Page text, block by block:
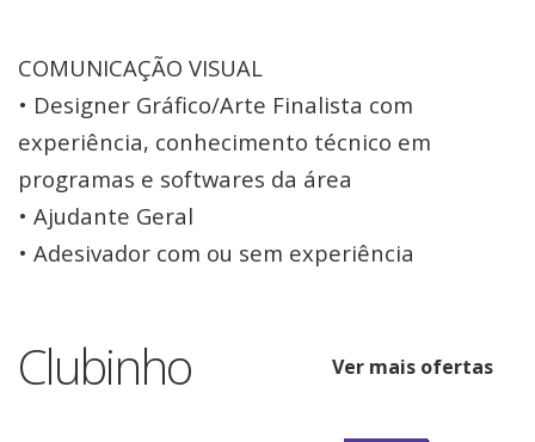
COMUNICAÇÃO VISUAL
• Designer Gráfico/Arte Finalista com
experiência, conhecimento técnico em
programas e softwares da área
• Ajudante Geral
• Adesivador com ou sem experiência
Clubinho Ver mais ofertas